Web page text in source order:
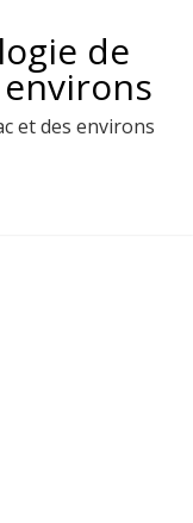
de
et des environs